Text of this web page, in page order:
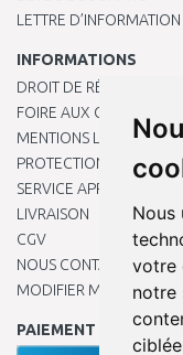
Nous
votre
notre
LETTRE D’INFORMATION
INFORMATIONS
DROIT DE RÉTRACTATION
FOIRE AUX QUESTIONS
MENTIONS LÉGALES
PROTECTION DES
SERVICE APRÈS-VENTE
LIVRAISON
CGV
NOUS CONTACTER
MODIFIER MES
PAIEMENT EN LIGNE